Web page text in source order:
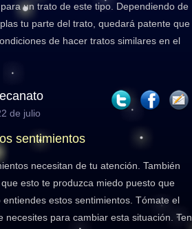
un trato de este tipo. Dependiendo de
tu parte del trato, quedará patente que
de hacer tratos similares en el
de julio
sentimientos
necesitan de tu atención. También
esto te produzca miedo puesto que
entiendes estos sentimientos. Tómate el
necesites para cambiar esta situación. Ten